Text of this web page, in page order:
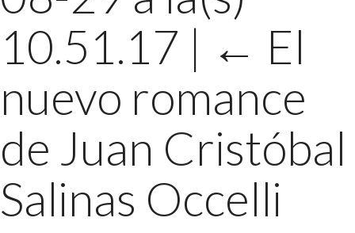
10.51.17 | ← El
nuevo romance
de Juan Cristóbal
Salinas Occelli